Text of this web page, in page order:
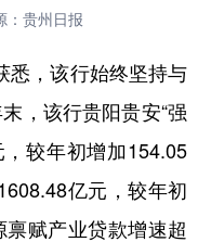
直播
贵州 健康贵州
直达 企业速递
仁 黔东南
：贵州日报
，该行始终坚持与
，该行贵阳贵安“强
较年初增加154.05
亿元，较年初
禀赋产业贷款增速超